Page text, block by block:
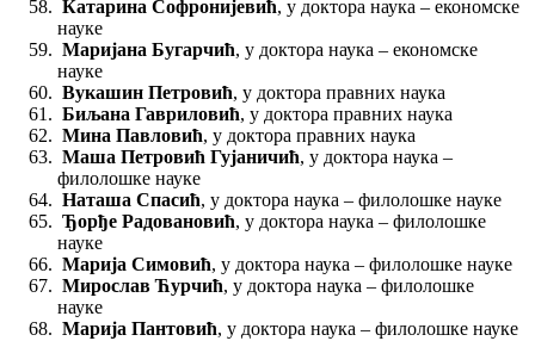
Катарина Софронијевић, у доктора наука – економске
науке
Маријана Бугарчић, у доктора наука – економске
науке
Вукашин Петровић, у доктора правних наука
Биљана Гавриловић, у доктора правних наука
Мина Павловић, у доктора правних наука
Маша Петровић Гујаничић, у доктора наука –
филолошке науке
Наташа Спасић, у доктора наука – филолошке науке
Ђорђе Радовановић, у доктора наука – филолошке
науке
Марија Симовић, у доктора наука – филолошке науке
Мирослав Ћурчић, у доктора наука – филолошке
науке
Марија Пантовић, у доктора наука – филолошке науке